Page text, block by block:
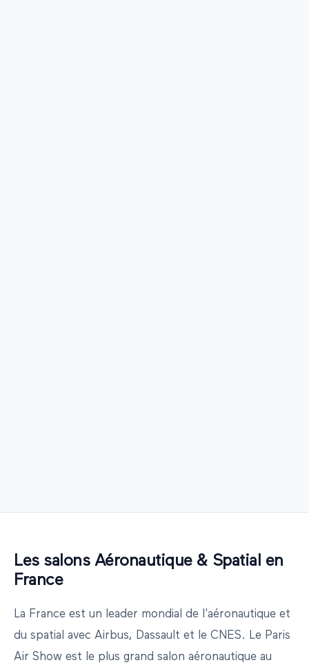
Les salons Aéronautique & Spatial en
France
La France est un leader mondial de l'aéronautique et
du spatial avec Airbus, Dassault et le CNES. Le Paris
Air Show est le plus grand salon aéronautique au